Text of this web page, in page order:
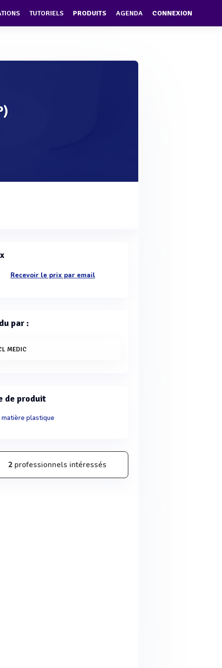
TUTORIELS PRODUITS AGENDA CONNEXION
Recevoir le prix par email
par :
MEDIC
de produit
plastique
2professionnels intéressés